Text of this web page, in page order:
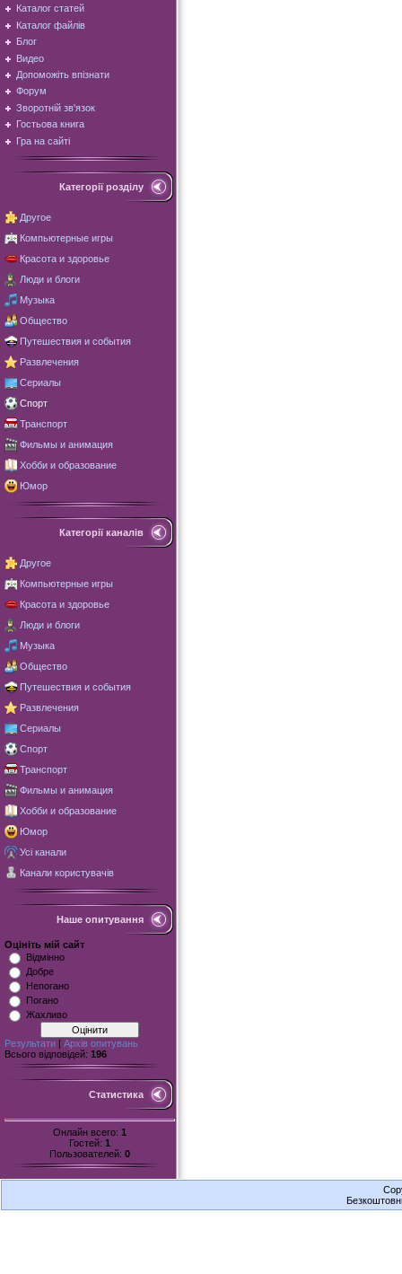
Каталог статей
Каталог файлів
Блог
Видео
Допоможіть впізнати
Форум
Зворотній зв'язок
Гостьова книга
Гра на сайті
Категорії розділу
Другое
Компьютерные игры
Красота и здоровье
Люди и блоги
Музыка
Общество
Путешествия и события
Развлечения
Сериалы
Спорт
Транспорт
Фильмы и анимация
Хобби и образование
Юмор
Категорії каналів
Другое
Компьютерные игры
Красота и здоровье
Люди и блоги
Музыка
Общество
Путешествия и события
Развлечения
Сериалы
Спорт
Транспорт
Фильмы и анимация
Хобби и образование
Юмор
Усі канали
Канали користувачів
Наше опитування
Оцініть мій сайт
Відмінно
Добре
Непогано
Погано
Жахливо
Результати | Архів опитувань
Всього відповідей: 196
Статистика
Онлайн всего: 1
Гостей: 1
Пользователей: 0